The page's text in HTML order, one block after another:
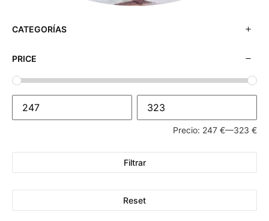
CATEGORÍAS
PRICE
Precio: 247 €—323 €
Filtrar
Reset